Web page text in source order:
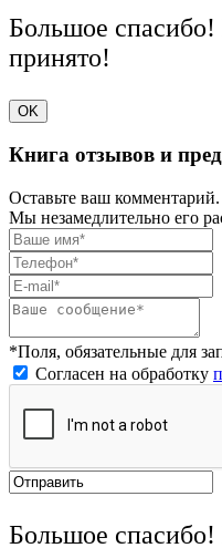
Большое
принято!
OK
Книга отзывов и
Оставьте ваш комментарий.
Мы незамедлительно его
*Поля, обязательные для
Согласен на обработку
Большое